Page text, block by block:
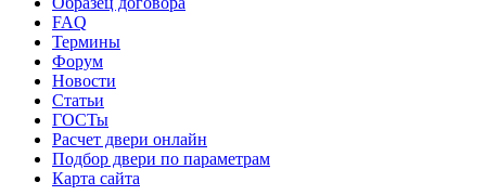
C78
FAQ
Термины
Форум
Новости
Статьи
ГОСТы
Расчет двери онлайн
Подбор двери по параметрам
Карта сайта